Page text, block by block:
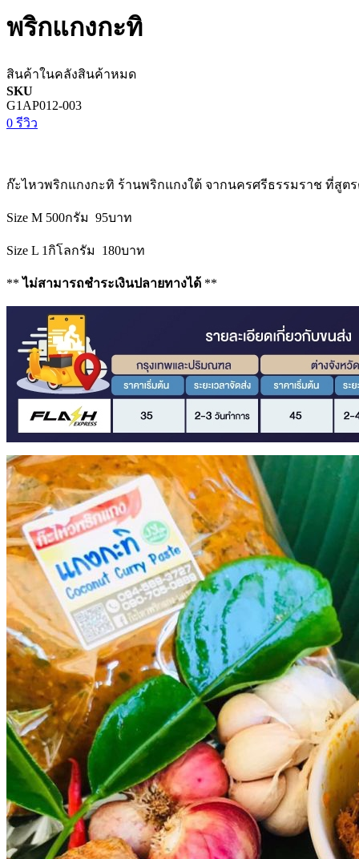
พริกแกงกะทิ
สินค้าในคลังสินค้าหมด
SKU
G1AP012-003
0 รีวิว
ก๊ะไหวพริกแกงกะทิ ร้านพริกแกงใต้ จากนครศรีธรรมราช ที่สูต
Size M 500กรัม 95บาท
Size L 1กิโลกรัม 180บาท
** ไม่สามารถชำระเงินปลายทางได้ **